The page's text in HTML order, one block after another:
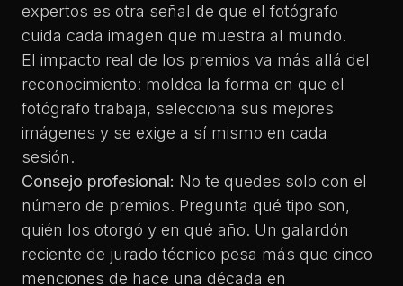
expertos es otra señal de que el fotógrafo
cuida cada imagen que muestra al mundo.
El impacto real de los premios va más allá del
reconocimiento: moldea la forma en que el
fotógrafo trabaja, selecciona sus mejores
imágenes y se exige a sí mismo en cada
sesión.
Consejo profesional: No te quedes solo con el
número de premios. Pregunta qué tipo son,
quién los otorgó y en qué año. Un galardón
reciente de jurado técnico pesa más que cinco
menciones de hace una década en